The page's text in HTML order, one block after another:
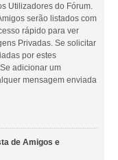
Utilizadores do Fórum.
serão listados com
rápido para ver
Privadas. Se solicitar
por estes
adicionar um
mensagem enviada
de Amigos e